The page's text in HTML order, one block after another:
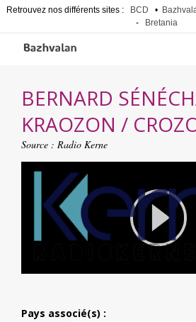
Retrouvez nos différents sites : BCD •
-
Bretania
BERNARD
KRAOZON /
Source : Radio Kerne
Pays associé(s) :